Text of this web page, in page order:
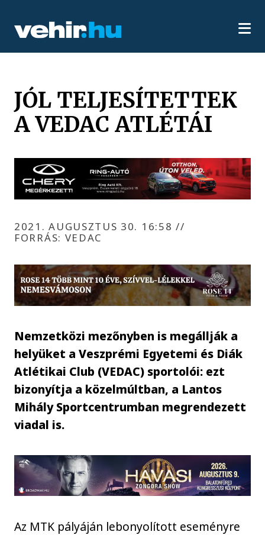
JÓL TELJESÍTETTEK
A VEDAC ATLÉTÁI
2021. AUGUSZTUS 30. 16:58//
FORRÁS: VEDAC
Nemzetközi mezőnyben is megállják a
helyüket a Veszprémi Egyetemi és Diák
Atlétikai Club (VEDAC) sportolói: ezt
bizonyítja a közelmúltban, a Lantos
Mihály Sportcentrumban megrendezett
viadal is.
Az MTK pályáján lebonyolított eseményre